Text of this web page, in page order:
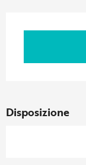
Disposizione